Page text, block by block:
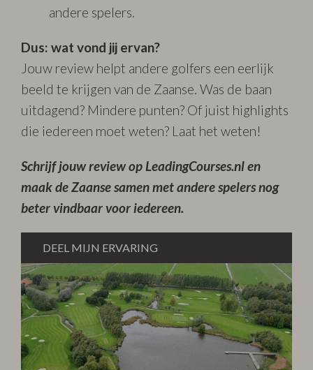
andere spelers.
Dus: wat vond jij ervan?
Jouw review helpt andere golfers een eerlijk
beeld te krijgen van de Zaanse. Was de baan
uitdagend? Mindere punten? Of juist highlights
die iedereen moet weten? Laat het weten!
Schrijf jouw review op LeadingCourses.nl en
maak de Zaanse samen met andere spelers nog
beter vindbaar voor iedereen.
DEEL MIJN ERVARING